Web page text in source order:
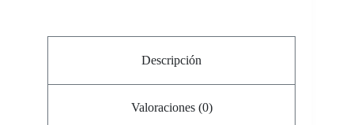
Descripción
Valoraciones (0)